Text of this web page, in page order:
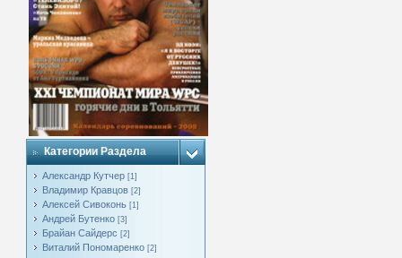
Категории Раздела
Александр Кутчер [1]
Владимир Кравцов [2]
Алексей Сивоконь [1]
Андрей Бутенко [3]
Брайан Сайдерс [2]
Виталий Пономаренко [2]